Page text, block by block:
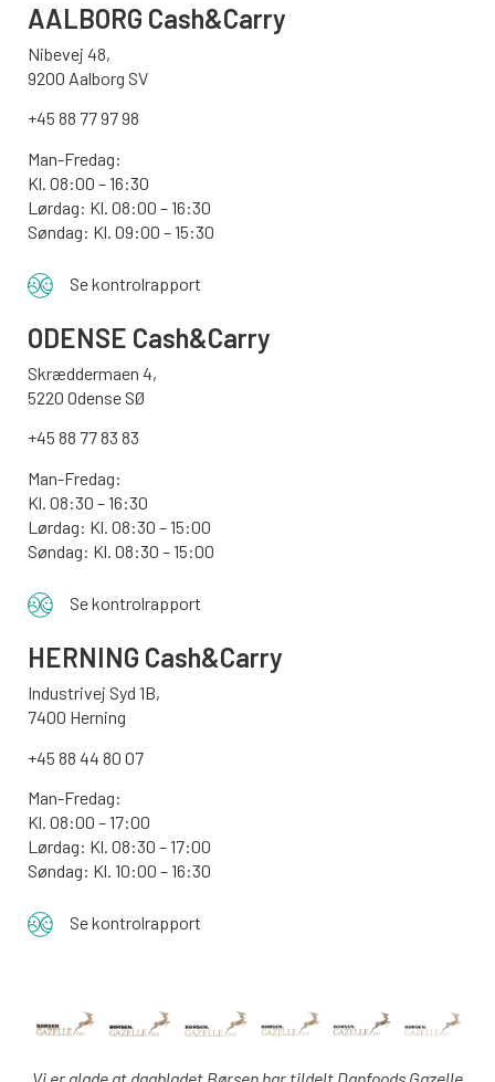
AALBORG Cash&Carry
Nibevej 48,
9200 Aalborg SV
+45 88 77 97 98
Man-Fredag:
Kl. 08:00 – 16:30
Lørdag: Kl. 08:00 – 16:30
Søndag: Kl. 09:00 – 15:30
Se kontrolrapport
ODENSE Cash&Carry
Skræddermaen 4,
5220 Odense SØ
+45 88 77 83 83
Man-Fredag:
Kl. 08:30 – 16:30
Lørdag: Kl. 08:30 – 15:00
Søndag: Kl. 08:30 – 15:00
Se kontrolrapport
HERNING Cash&Carry
Industrivej Syd 1B,
7400 Herning
+45 88 44 80 07
Man-Fredag:
Kl. 08:00 – 17:00
Lørdag: Kl. 08:30 – 17:00
Søndag: Kl. 10:00 – 16:30
Se kontrolrapport